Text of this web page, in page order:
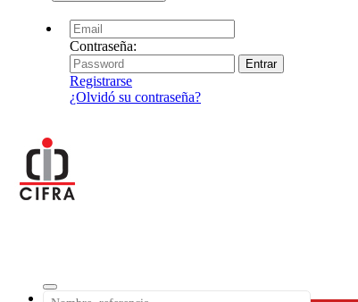
Contraseña:
Registrarse
¿Olvidó su contraseña?